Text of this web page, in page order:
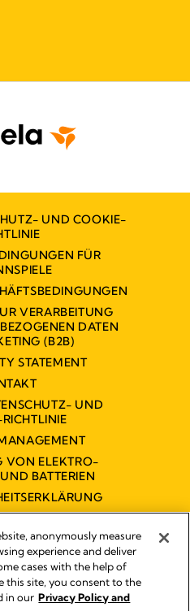
UND COOKIE-
FÜR
VERARBEITUNG
DATEN
(B2B)
STATEMENT
UND
VON ELEKTRO-
BATTERIEN
Hinweise
anonymously measure
experience and deliver
cases with the help of
this site, you consent to the
in our Privacy Policy and